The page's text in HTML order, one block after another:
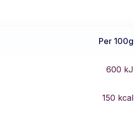
Per 100g
600 kJ
150 kcal